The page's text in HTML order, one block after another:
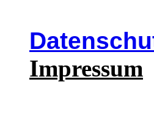
Impressum